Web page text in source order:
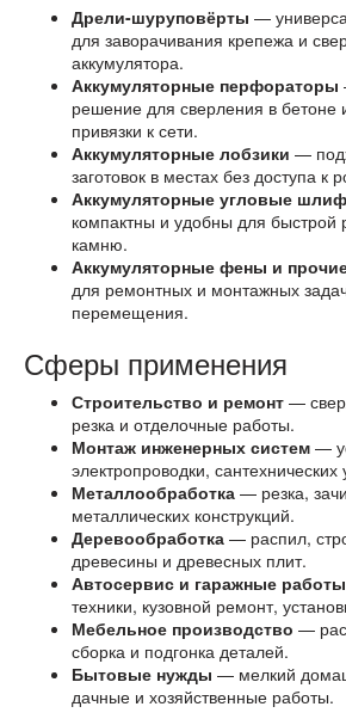
Дрели-шуруповёрты —
для заворачивания крепежа и
аккумулятора.
Аккумуляторные перфораторы
решение для сверления в бетоне
привязки к сети.
Аккумуляторные лобзики —
заготовок в местах без доступа к
Аккумуляторные угловые
компактны и удобны для быстрой
камню.
Аккумуляторные фены и
для ремонтных и монтажных
перемещения.
Сферы применения
Строительство и ремонт —
резка и отделочные работы.
Монтаж инженерных систем —
электропроводки,
Металлообработка — резка,
металлических конструкций.
Деревообработка — распил,
древесины и древесных плит.
Автосервис и гаражные работы
техники, кузовной ремонт,
Мебельное производство —
сборка и подгонка деталей.
Бытовые нужды — мелкий
дачные и хозяйственные работы.